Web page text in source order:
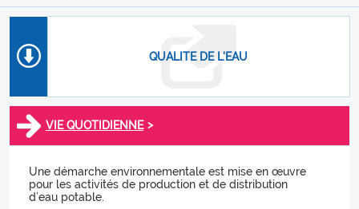
QUALITE DE L'EAU
VIE QUOTIDIENNE >
Une démarche environnementale est mise en œuvre
pour les activités de production et de distribution
d’eau potable.